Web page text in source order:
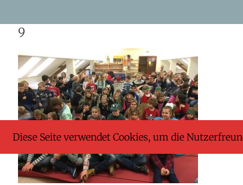
content
9
Diese Seite verwendet Cookies, um die